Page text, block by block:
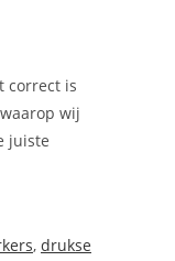
correct is
wij
juiste
, drukse